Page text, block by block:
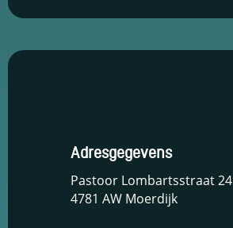
Adresgegevens
Pastoor Lombartsstraat 24
4781 AW Moerdijk